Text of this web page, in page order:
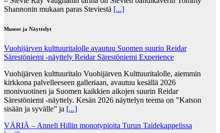
Shannonin mukaan paras Steviestä [...]
Museot ja Näyttelyt
Vuohijärven kulttuuritalolle avautuu Suomen suurin Reidar
Särestöniemi -näyttely Reidar Särestöniemi Experience
Vuohijärven kulttuuritalo Vuohijärven Kulttuuritalolle, aiemmin
kirkkona palvelleeseen galleriaan, avautuu kesällä 2026
monivuotinen ja Suomen kaikkien aikojen suurin Reidar
Särestöniemi -näyttely. Kesän 2026 näyttelyn teema on ”Katson
sisään ja syvälle” ja [...]
VÄRIÄ – Anneli Hillin monotypioita Turun Taidekappelissa